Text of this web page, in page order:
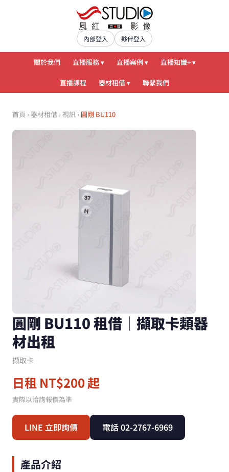
內部登入 夥伴登入
關於我們 直播服務 ▾ 直播案例 ▾ 直播知識+ ▾
直播課程 器材租借 ▾ 聯繫我們
首頁 ›器材租借 ›視訊 › 圓剛 BU110
圓剛 BU110 租借｜擷取卡類器
材出租
擷取卡
日租 NT$200 起
實際以洽詢報價為準
LINE 立即詢價 電話 02-2767-6969
產品介紹